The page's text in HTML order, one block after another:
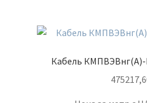
Кабель КМПВЭВнг(А)-